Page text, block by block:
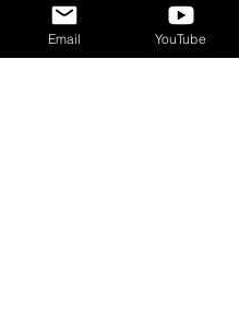
ソアラスタッフまで☆
Email YouTube